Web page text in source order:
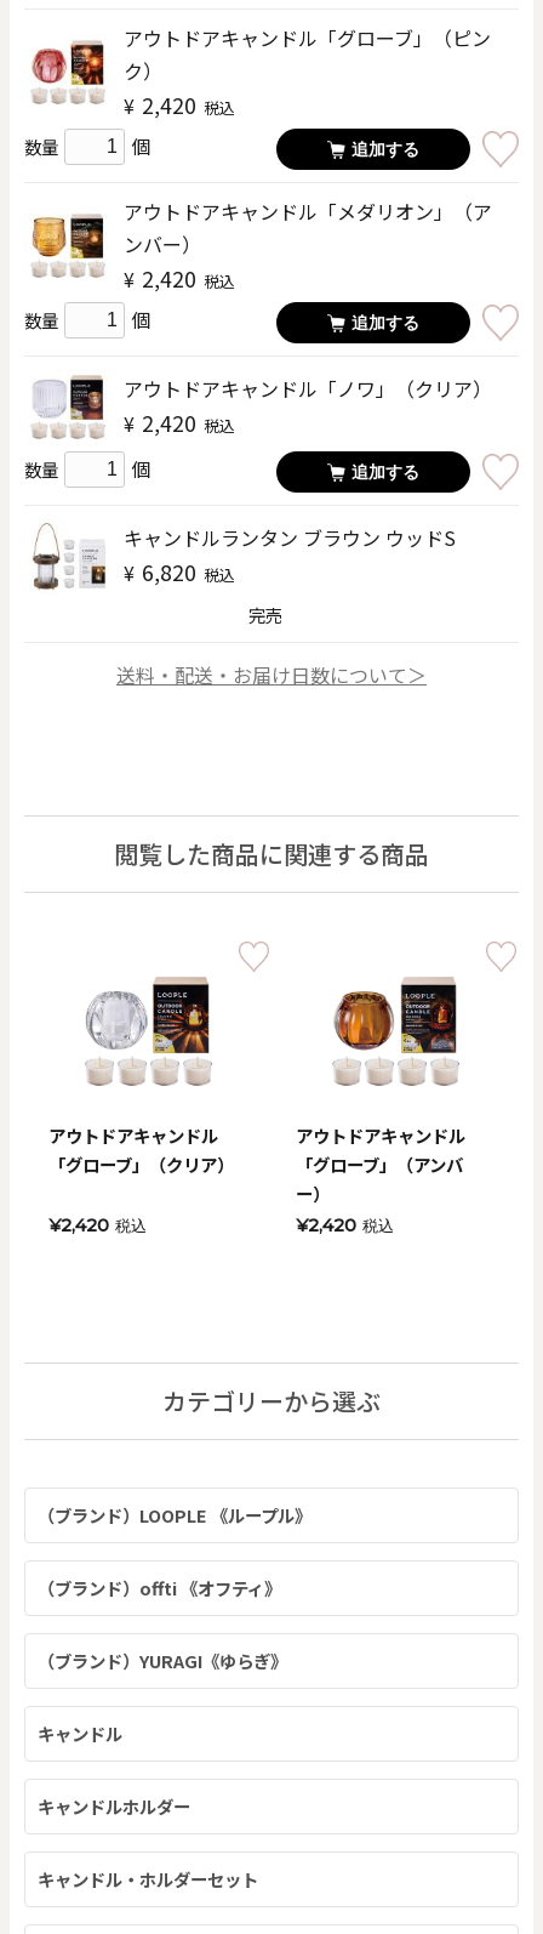
アウトドアキャンドル「グローブ」（ピン
ク）
¥ 2,420 税込
数量 個 追加する
アウトドアキャンドル「メダリオン」（ア
ンバー）
¥ 2,420 税込
数量 個 追加する
アウトドアキャンドル「ノワ」（クリア）
¥ 2,420 税込
数量 個 追加する
キャンドルランタン ブラウン ウッドS
¥ 6,820 税込
完売
送料・配送・お届け日数について＞
閲覧した商品に関連する商品
アウトドアキャンドル
「グローブ」（クリア）
¥2,420 税込
アウトドアキャンドル
「グローブ」（アンバ
ー）
¥2,420 税込
カテゴリーから選ぶ
（ブランド）LOOPLE 《ループル》
（ブランド）offti 《オフティ》
（ブランド）YURAGI《ゆらぎ》
キャンドル
キャンドルホルダー
キャンドル・ホルダーセット